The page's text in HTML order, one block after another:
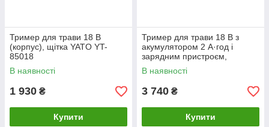
Тример для трави 18 В
(корпус), щітка YATO YT-
85018
В наявності
1 930 ₴
Купити
Тример для трави 18 В з
акумулятором 2 А·год і
зарядним пристроєм,
безщітковий YATO YT-85019
В наявності
3 740 ₴
Купити